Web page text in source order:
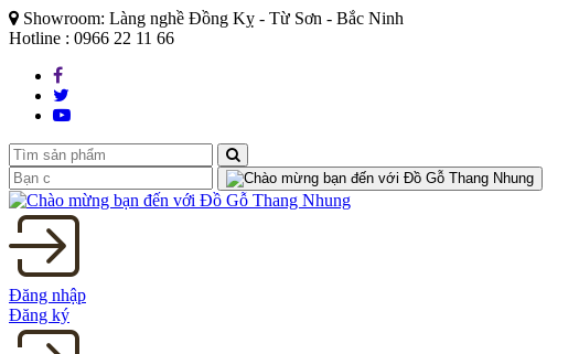
Showroom: Làng nghề Đồng Kỵ - Từ Sơn - Bắc Ninh
Hotline : 0966 22 11 66
Đăng nhập
Đăng ký